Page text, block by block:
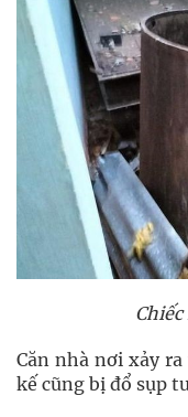
Căn nhà nơi xảy
kế cũng bị đổ sụp